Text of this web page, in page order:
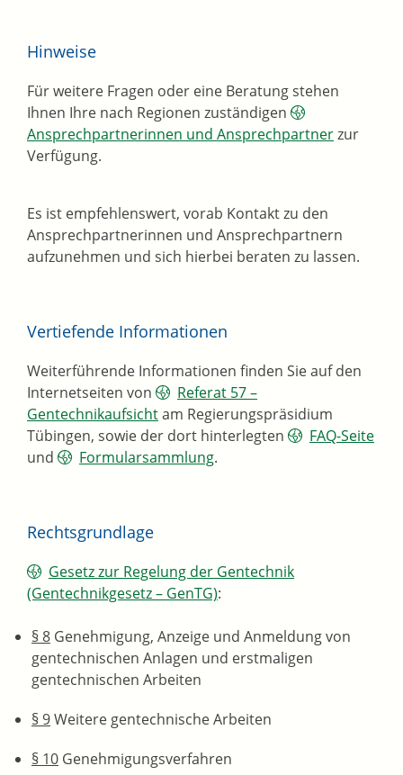
Hinweise
Für weitere Fragen oder eine Beratung stehen
Ihnen Ihre nach Regionen zuständigen
Ansprechpartnerinnen und Ansprechpartnerzur
Verfügung.
Es ist empfehlenswert, vorab Kontakt zu den
Ansprechpartnerinnen und Ansprechpartnern
aufzunehmen und sich hierbei beraten zu lassen.
Vertiefende Informationen
Weiterführende Informationen finden Sie auf den
Internetseiten von
Referat 57 –
Gentechnikaufsichtam Regierungspräsidium
Tübingen, sowie der dort hinterlegten
FAQ-Seite
und
Formularsammlung.
Rechtsgrundlage
Gesetz zur Regelung der Gentechnik
(Gentechnikgesetz – GenTG):
§ 8 Genehmigung, Anzeige und Anmeldung von
gentechnischen Anlagen und erstmaligen
gentechnischen Arbeiten
§ 9Weitere gentechnische Arbeiten
§ 10 Genehmigungsverfahren